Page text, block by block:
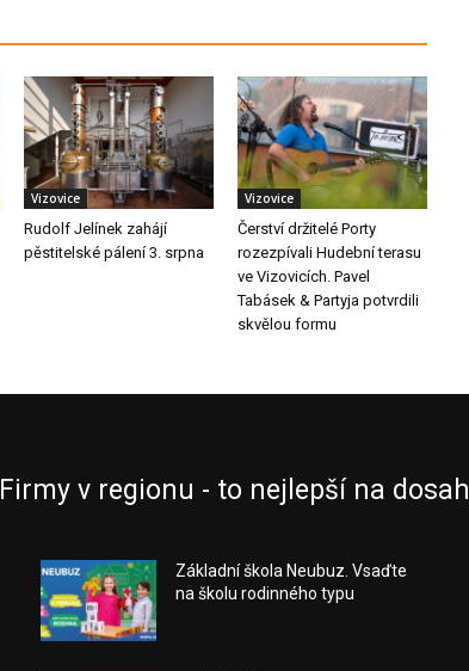
Vizovice
Rudolf Jelínek zahájí
pěstitelské pálení 3. srpna
Vizovice
Čerství držitelé Porty
rozezpívali Hudební terasu
ve Vizovicích. Pavel
Tabásek & Partyja potvrdili
skvělou formu
Firmy v regionu - to nejlepší na dosah
Základní škola Neubuz. Vsaďte
na školu rodinného typu